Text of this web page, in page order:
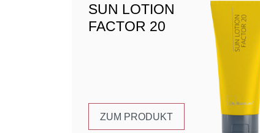
SUN LOTION
FACTOR 20
ZUM PRODUKT